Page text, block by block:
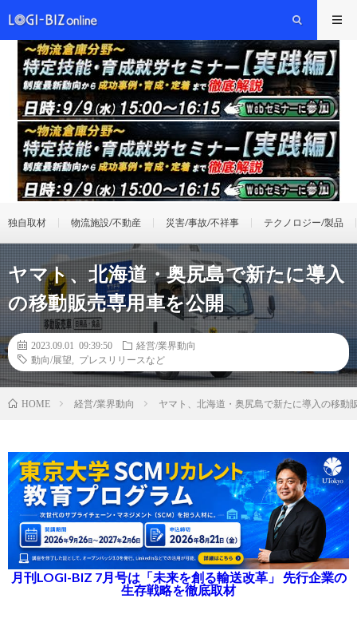
独自取材 物流施設/不動産 災害/事故/不祥事 テクノロジー/製品
ヤマト、北海道・奥尻島で新たに導入
の移動販売専用車を公開
2023.09.01 09:39:50
経営/業界動向
動向/展望
プレスリリースなど
HOME 経営/業界動向 ヤマト、北海道・奥尻島で新たに導入の移動
月刊LOGI-BIZ 7月号は「未来を創る輸送改革」 先行企業の
生存戦略を徹底取材